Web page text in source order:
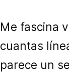
Me fascina
cuantas
parece un